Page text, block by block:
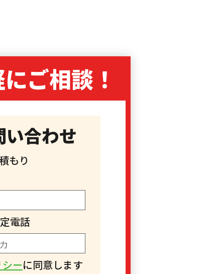
ご相談！
い合わせ
もり
電話
ーに同意します